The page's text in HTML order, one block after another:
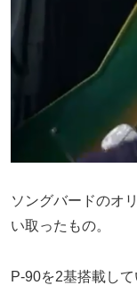
ソングバードのオ
い取ったもの。
P-90を2基搭載して